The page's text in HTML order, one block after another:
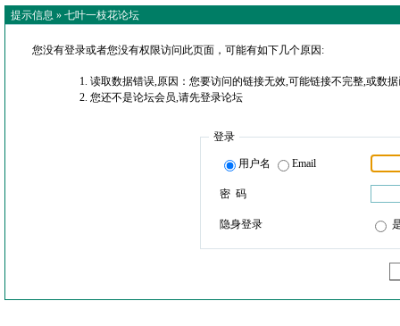
提示信息 » 七叶一枝花论坛
您没有登录或者您没有权限访问此页面，可能有如下几个原因:
读取数据错误,原因：您要访问的链接无效,可能链接不完整,或数
您还不是论坛会员,请先登录论坛
登录
用户名 Email
密 码
隐身登录